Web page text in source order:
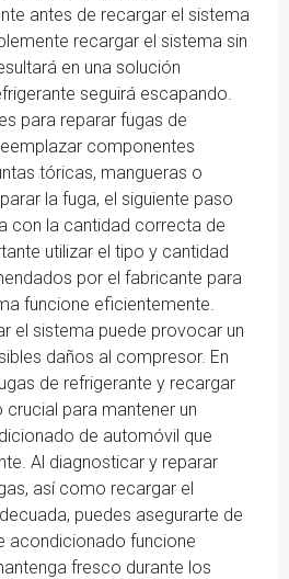
antes de recargar el sistema
recargar el sistema sin
en una solución
seguirá escapando.
para reparar fugas de
componentes
tóricas, mangueras o
la fuga, el siguiente paso
con la cantidad correcta de
utilizar el tipo y cantidad
por el fabricante para
funcione eficientemente.
el sistema puede provocar un
daños al compresor. En
de refrigerante y recargar
para mantener un
de automóvil que
Al diagnosticar y reparar
así como recargar el
puedes asegurarte de
acondicionado funcione
fresco durante los